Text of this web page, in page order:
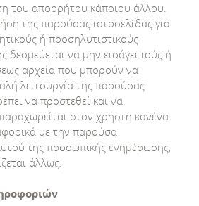
του απορρήτου κάποιου άλλου.
της παρούσας ιστοσελίδας για
ή προσηλυτιστικούς
δεσμεύεται να μην εισάγει ιούς ή
αρχεία που μπορούν να
λειτουργία της παρούσας
να προστεθεί και να
στον χρήστη κανένα
με την παρούσα
της προσωπικής ενημέρωσης,
άλλως.